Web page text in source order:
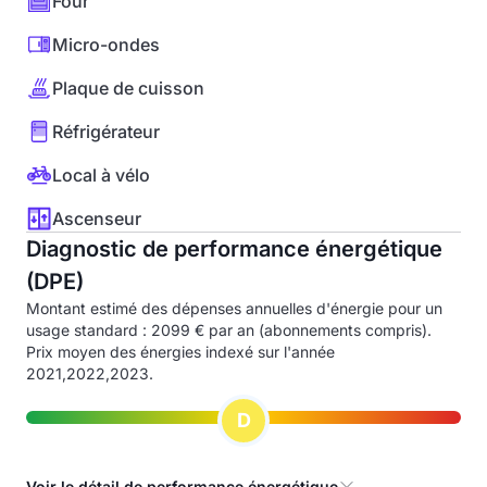
Micro-ondes
Plaque de cuisson
Réfrigérateur
Local à vélo
Ascenseur
Diagnostic de performance énergétique
(DPE)
Montant estimé des dépenses annuelles d'énergie pour un
usage standard : 2099 € par an (abonnements compris).
Prix moyen des énergies indexé sur l'année
2021,2022,2023.
D